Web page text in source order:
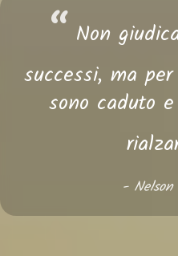
“ Non
successi, ma
sono caduto
-